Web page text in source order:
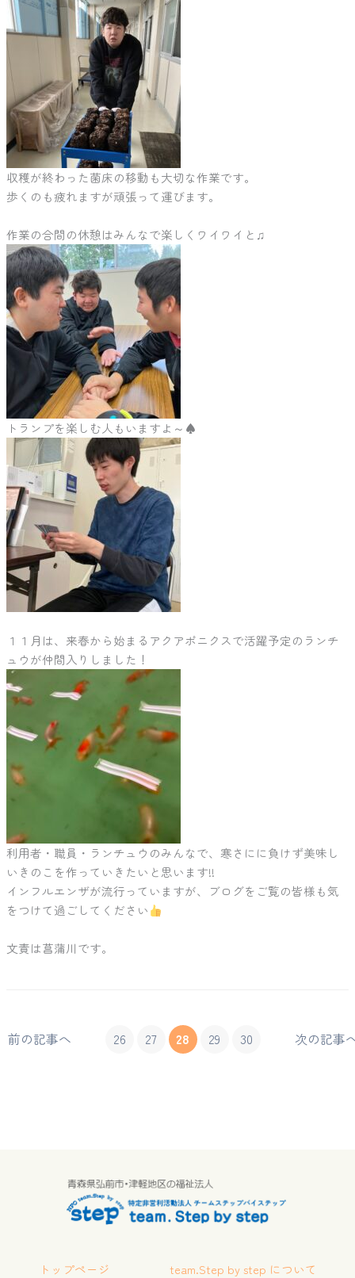
収穫が終わった菌床の移動も大切な作業です。
歩くのも疲れますが頑張って運びます。
作業の合間の休憩はみんなで楽しくワイワイと♫
トランプを楽しむ人もいますよ～♠
１１月は、来春から始まるアクアポニクスで活躍予定のランチ
ュウが仲間入りしました！
利用者・職員・ランチュウのみんなで、寒さにに負けず美味し
いきのこを作っていきたいと思います!!
インフルエンザが流行っていますが、ブログをご覧の皆様も気
をつけて過ごしてください
文責は菖蒲川です。
前の記事へ 26 27 28 29 30 次の記事
トップページ team.Step by step について